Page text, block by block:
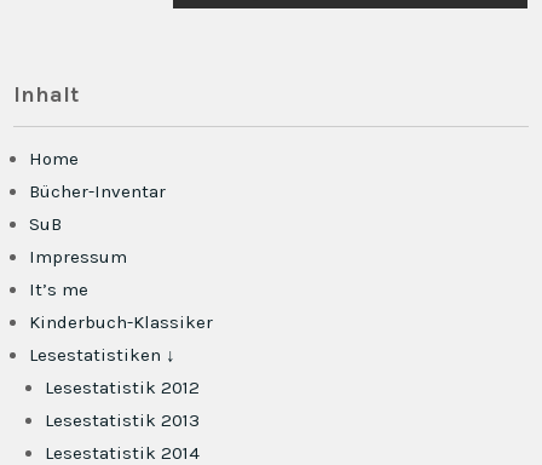
Inhalt
Home
Bücher-Inventar
SuB
Impressum
It’s me
Kinderbuch-Klassiker
Lesestatistiken ↓
Lesestatistik 2012
Lesestatistik 2013
Lesestatistik 2014